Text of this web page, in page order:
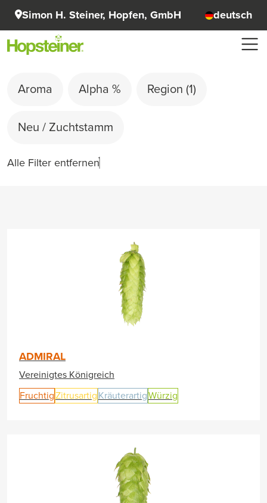
Simon H. Steiner, Hopfen, GmbH deutsch
Aroma Alpha % Region (1)
Neu / Zuchtstamm
Alle Filter entfernen
ADMIRAL
Vereinigtes Königreich
FruchtigZitrusartig KräuterartigWürzig